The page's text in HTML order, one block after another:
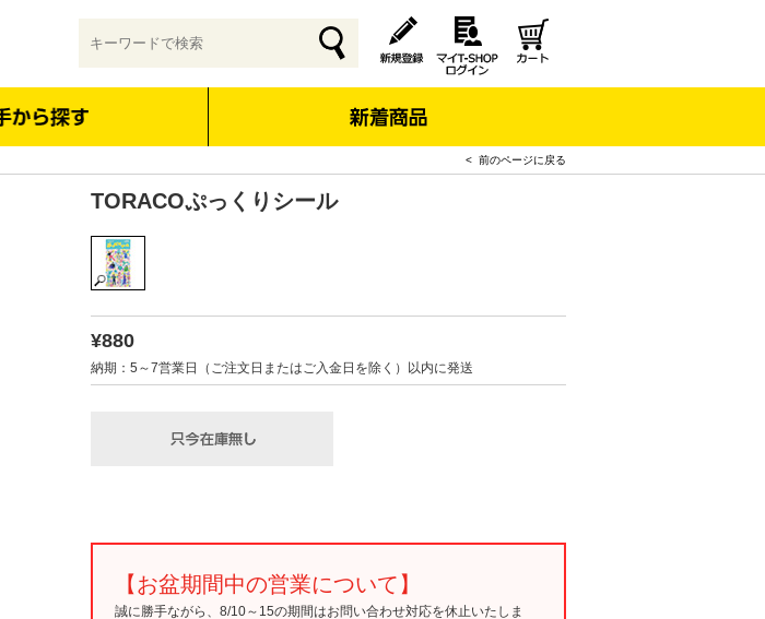
< 前のページに戻る
TORACOぷっくりシール
¥880
納期：5～7営業日（ご注文日またはご入金日を除く）以内に発送
【お盆期間中の営業について】
誠に勝手ながら、8/10～15の期間はお問い合わせ対応を休止いたしま